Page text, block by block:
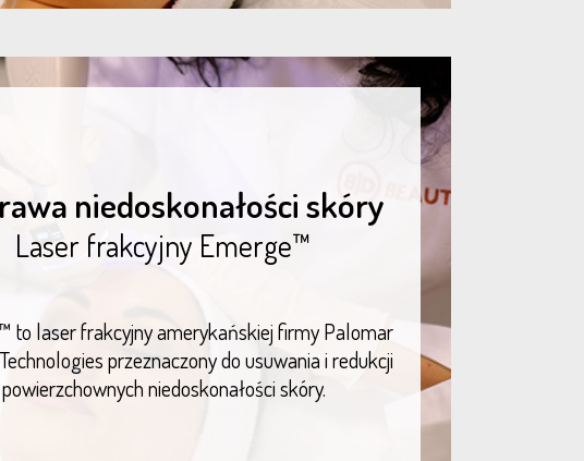
niedoskonałości skóry
Laser frakcyjny Emerge™
to laser frakcyjny amerykańskiej firmy Palomar
przeznaczony do usuwania i redukcji
powierzchownych niedoskonałości skóry.